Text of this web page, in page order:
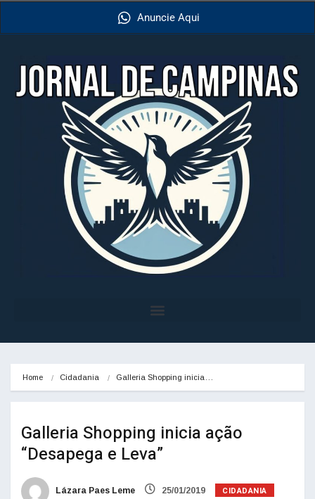
Anuncie Aqui
Home Cidadania ﻿Galleria Shopping inicia…
Galleria Shopping inicia ação
“Desapega e Leva”
Lázara Paes Leme 25/01/2019 CIDADANIA